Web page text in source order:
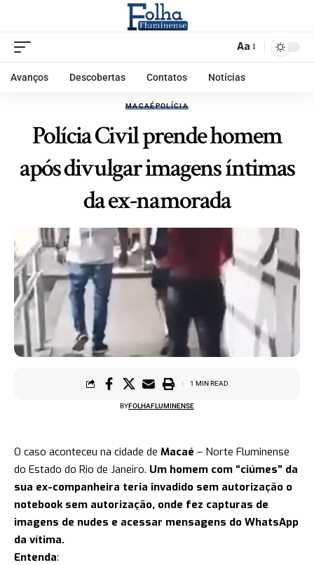
Aa
Avanços Descobertas Contatos Notícias
MACAÉPOLÍCIA
Polícia Civil prende homem
após divulgar imagens íntimas
da ex-namorada
BYFOLHAFLUMINENSE
1 MIN READ
O caso aconteceu na cidade de Macaé – Norte Fluminense
do Estado do Rio de Janeiro. Um homem com “ciúmes” da
sua ex-companheira teria invadido sem autorização o
notebook sem autorização, onde fez capturas de
imagens de nudes e acessar mensagens do WhatsApp
da vítima.
Entenda: